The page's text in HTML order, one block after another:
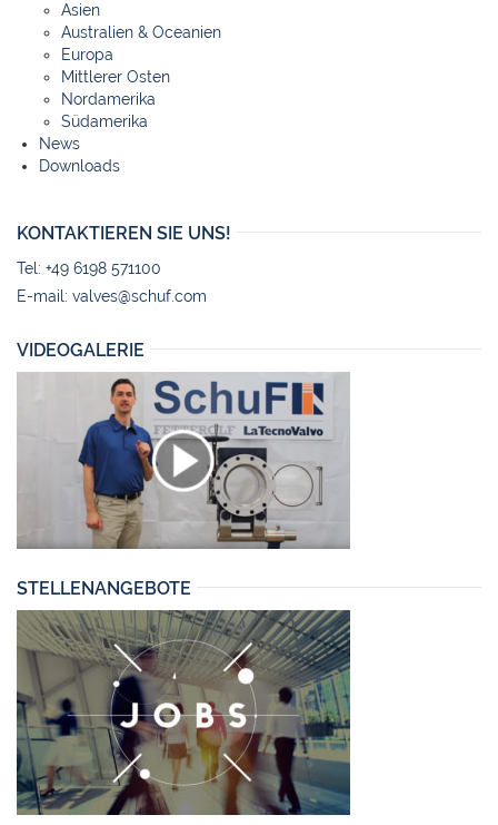
Asien
Australien & Oceanien
Europa
Mittlerer Osten
Nordamerika
Südamerika
News
Downloads
KONTAKTIEREN SIE UNS!
Tel: +49 6198 571100
E-mail: valves@schuf.com
VIDEOGALERIE
STELLENANGEBOTE